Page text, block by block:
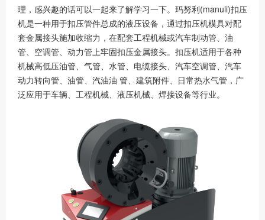
理，感兴趣的话可以一起来了解学习一下。玛努利(manuli)扣压
机是一种用于扣压管件总成的液压设备，通过扣压机模具对配
套金属接头施加收缩力，在配套工程机械或汽车制动管、油
管、空调管、动力管上牢固扣压金属接头。扣压机适用于各种
机械高低压油管、气管、水管、电缆接头、汽车空调管、汽车
动力转向管、油管、汽油油 管、建筑附件、日常热水气管，广
泛应用于车辆、工程机械、液压机械、焊接设备等行业。